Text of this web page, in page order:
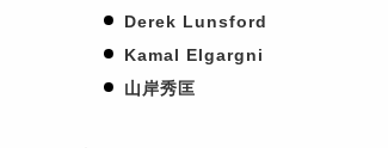
Derek Lunsford
Kamal Elgargni
山岸秀匡